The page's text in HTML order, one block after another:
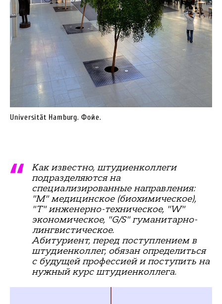
Universität Hamburg. Фойе.
Как известно, штудиенколлеги
подразделяются на
специализированные направления:
"M" медицинское (биохимическое),
"T" инженерно-техническое, "W"
экономическое, "G/S" гуманитарно-
лингвистическое.
Абитуриент, перед поступлением в
штудиенколлег, обязан определиться
с будущей профессией и поступить на
нужный курс штудиенколлега.